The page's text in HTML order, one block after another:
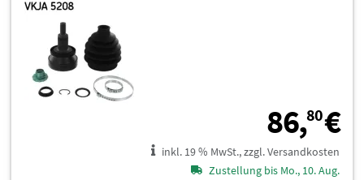
86,80€
inkl. 19 % MwSt., zzgl. Versandkosten
Zustellung bis Mo., 10. Aug.